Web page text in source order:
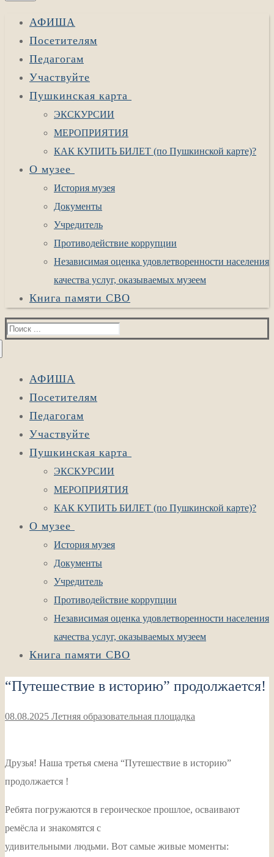
АФИША
Посетителям
Педагогам
Участвуйте
Пушкинская карта
ЭКСКУРСИИ
МЕРОПРИЯТИЯ
КАК КУПИТЬ БИЛЕТ (по Пушкинской карте)?
О музее
История музея
Документы
Учредитель
Противодействие коррупции
Независимая оценка удовлетворенности населения
качества услуг, оказываемых музеем
Книга памяти СВО
Найти:
АФИША
Посетителям
Педагогам
Участвуйте
Пушкинская карта
ЭКСКУРСИИ
МЕРОПРИЯТИЯ
КАК КУПИТЬ БИЛЕТ (по Пушкинской карте)?
О музее
История музея
Документы
Учредитель
Противодействие коррупции
Независимая оценка удовлетворенности населения
качества услуг, оказываемых музеем
Книга памяти СВО
“Путешествие в историю” продолжается!
08.08.2025 Летняя образовательная площадка
Друзья! Наша третья смена “Путешествие в историю”
продолжается !
Ребята погружаются в героическое прошлое, осваивают
ремёсла и знакомятся с
удивительными людьми. Вот самые живые моменты: